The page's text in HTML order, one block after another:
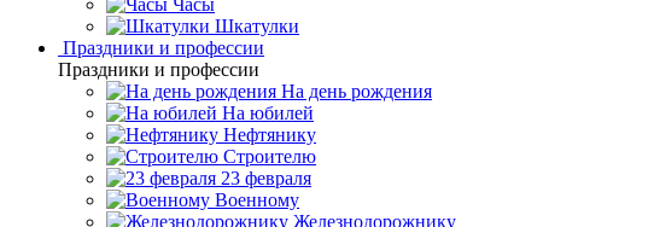
Часы
Шкатулки
Праздники и профессии
Праздники и профессии
На день рождения
На юбилей
Нефтянику
Строителю
23 февраля
Военному
Железнодорожнику